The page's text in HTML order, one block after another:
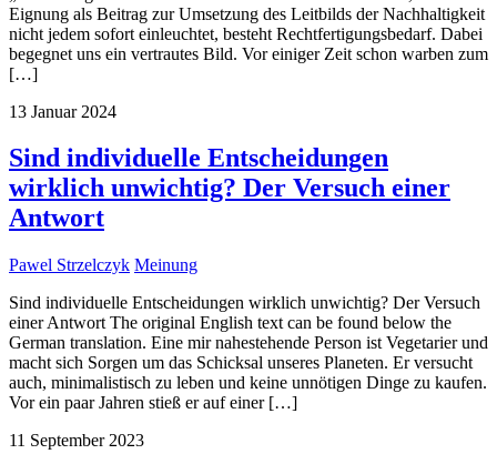
Eignung als Beitrag zur Umsetzung des Leitbilds der Nachhaltigkeit
nicht jedem sofort einleuchtet, besteht Rechtfertigungsbedarf. Dabei
begegnet uns ein vertrautes Bild. Vor einiger Zeit schon warben zum
[…]
13 Januar 2024
Sind individuelle Entscheidungen
wirklich unwichtig? Der Versuch einer
Antwort
Pawel Strzelczyk Meinung
Sind individuelle Entscheidungen wirklich unwichtig? Der Versuch
einer Antwort The original English text can be found below the
German translation. Eine mir nahestehende Person ist Vegetarier und
macht sich Sorgen um das Schicksal unseres Planeten. Er versucht
auch, minimalistisch zu leben und keine unnötigen Dinge zu kaufen.
Vor ein paar Jahren stieß er auf einer […]
11 September 2023